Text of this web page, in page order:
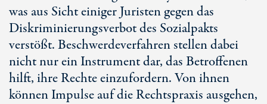
was aus Sicht einiger Juristen gegen das
Diskriminierungsverbot des Sozialpakts
verstößt. Beschwerdeverfahren stellen dabei
nicht nur ein Instrument dar, das Betroffenen
hilft, ihre Rechte einzufordern. Von ihnen
können Impulse auf die Rechtspraxis ausgehen,